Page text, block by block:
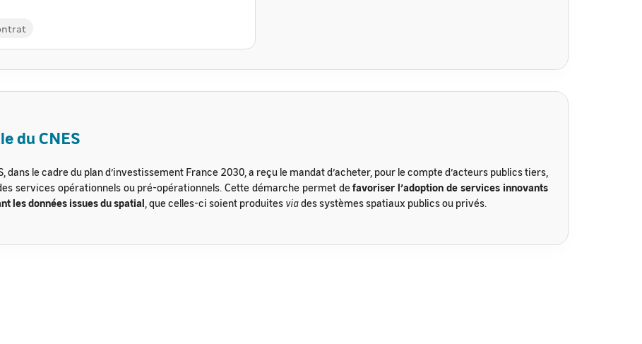
du CNES
dans le cadre du plan d’investissement France 2030, a reçu le mandat d’acheter, pour le compte d’acteurs publics tiers,
services opérationnels ou pré-opérationnels. Cette démarche permet defavoriser l’adoption de services innovants
les données issues du spatial , que celles-ci soient produites viades systèmes spatiaux publics ou privés.